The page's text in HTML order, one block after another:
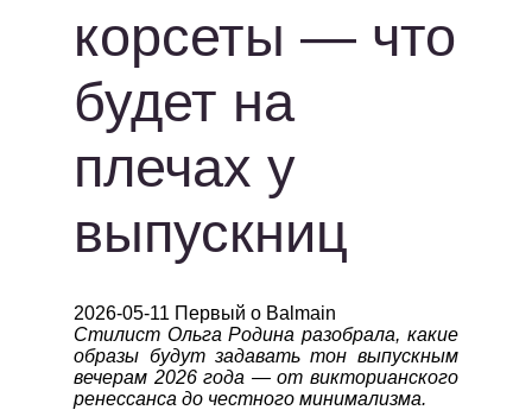
корсеты — что
будет на
плечах у
выпускниц
2026-05-11 Первый о Balmain
Стилист Ольга Родина разобрала, какие
образы будут задавать тон выпускным
вечерам 2026 года — от викторианского
ренессанса до честного минимализма.